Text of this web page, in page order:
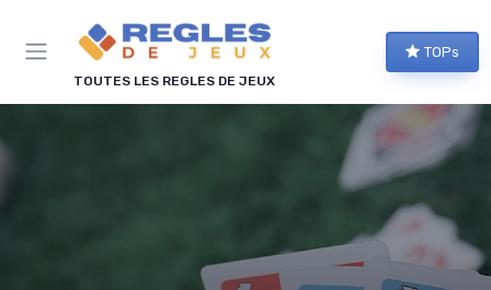
TOUTES LES REGLES DE JEUX
TOPs